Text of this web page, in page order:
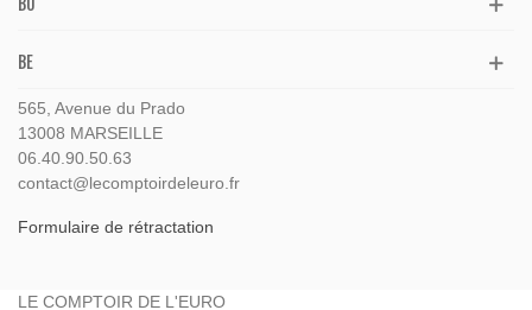
BU
BE
565, Avenue du Prado
13008 MARSEILLE
06.40.90.50.63
contact@lecomptoirdeleuro.fr
Formulaire de rétractation
LE COMPTOIR DE L'EURO